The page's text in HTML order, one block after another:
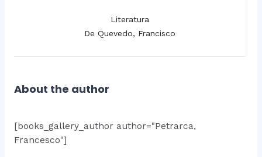
Literatura
De Quevedo, Francisco
About the author
[books_gallery_author author="Petrarca,
Francesco"]